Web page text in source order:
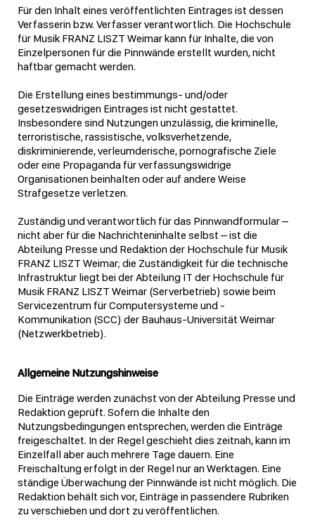
Für den Inhalt eines veröffentlichten Eintrages ist dessen
Verfasserin bzw. Verfasser verantwortlich. Die Hochschule
für Musik FRANZ LISZT Weimar kann für Inhalte, die von
Einzelpersonen für die Pinnwände erstellt wurden, nicht
haftbar gemacht werden.
Die Erstellung eines bestimmungs- und/oder
gesetzeswidrigen Eintrages ist nicht gestattet.
Insbesondere sind Nutzungen unzulässig, die kriminelle,
terroristische, rassistische, volksverhetzende,
diskriminierende, verleumderische, pornografische Ziele
oder eine Propaganda für verfassungswidrige
Organisationen beinhalten oder auf andere Weise
Strafgesetze verletzen.
Zuständig und verantwortlich für das Pinnwandformular –
nicht aber für die Nachrichteninhalte selbst – ist die
Abteilung Presse und Redaktion der Hochschule für Musik
FRANZ LISZT Weimar; die Zuständigkeit für die technische
Infrastruktur liegt bei der Abteilung IT der Hochschule für
Musik FRANZ LISZT Weimar (Serverbetrieb) sowie beim
Servicezentrum für Computersysteme und -
Kommunikation (SCC) der Bauhaus-Universität Weimar
(Netzwerkbetrieb).
Allgemeine Nutzungshinweise
Die Einträge werden zunächst von der Abteilung Presse und
Redaktion geprüft. Sofern die Inhalte den
Nutzungsbedingungen entsprechen, werden die Einträge
freigeschaltet. In der Regel geschieht dies zeitnah, kann im
Einzelfall aber auch mehrere Tage dauern. Eine
Freischaltung erfolgt in der Regel nur an Werktagen. Eine
ständige Überwachung der Pinnwände ist nicht möglich. Die
Redaktion behält sich vor, Einträge in passendere Rubriken
zu verschieben und dort zu veröffentlichen.